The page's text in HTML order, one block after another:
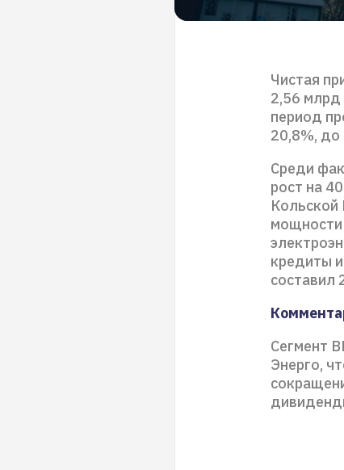
Чистая
2,56 млрд
период
20,8%, до
Среди
рост на
мощности
кредиты
составил
Сегмент
Энерго,